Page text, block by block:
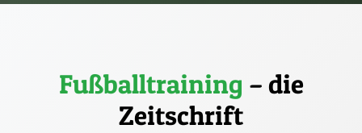
Fußballtraining – die
Zeitschrift